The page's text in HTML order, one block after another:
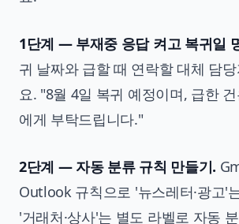
1단계 — 부재중 응답 켜고 복귀일
귀 날짜와 급할 때 연락할 대체 담
요. "8월 4일 복귀 예정이며, 급한
에게 부탁드립니다."
2단계 — 자동 분류 규칙 만들기.
Outlook 규칙으로 '뉴스레터·광고'
'거래처·상사'는 별도 라벨로 자동